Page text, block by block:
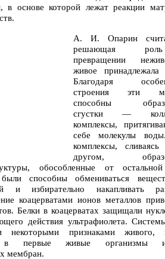
в основе которой лежат реакции
А. И. Опарин
решающая
превращении
живое принадлежала
Благодаря
строения эти
способны
сгустки —
комплексы,
себе молекулы
комплексы,
другом,
обособленные от
способны обмениваться
и избирательно накапливать
коацерватами ионов металлов
Белки в коацерватах защищали
действия ультрафиолета.
некоторыми признаками живого,
в первые живые организмы
мембран.